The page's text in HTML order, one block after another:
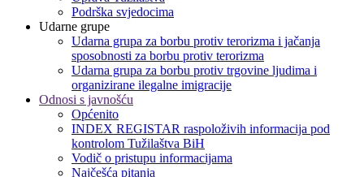
Podrška svjedocima
Udarne grupe
Udarna grupa za borbu protiv terorizma i jačanja
sposobnosti za borbu protiv terorizma
Udarna grupa za borbu protiv trgovine ljudima i
organizirane ilegalne imigracije
Odnosi s javnošću
Općenito
INDEX REGISTAR raspoloživih informacija pod
kontrolom Tužilaštva BiH
Vodič o pristupu informacijama
Najčešća pitanja